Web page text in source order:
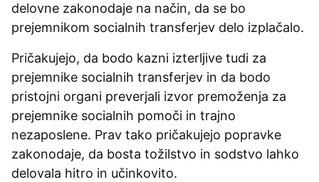
delovne zakonodaje na način, da se bo
prejemnikom socialnih transferjev delo izplačalo.
Pričakujejo, da bodo kazni izterljive tudi za
prejemnike socialnih transferjev in da bodo
pristojni organi preverjali izvor premoženja za
prejemnike socialnih pomoči in trajno
nezaposlene. Prav tako pričakujejo popravke
zakonodaje, da bosta tožilstvo in sodstvo lahko
delovala hitro in učinkovito.